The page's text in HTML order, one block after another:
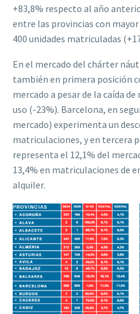
+83,8% respecto al año
entre las provincias con
400 unidades matriculadas
En el mercado del chárter
también en primera posición
mercado a pesar de la caída
uso (-23%). Barcelona, en
mercado) experimenta un
matriculaciones, y en tercera
representa el 12,1% del
13,4% en matriculaciones de
alquiler.